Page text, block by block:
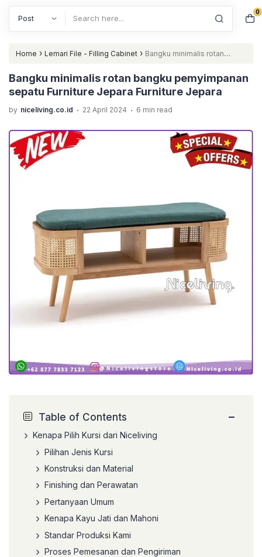
0
Home › Lemari File - Filling Cabinet › Bangku minimalis rotan
bangku pemyimpanan sepatu Furniture Jepara Furniture Jepara
Bangku minimalis rotan bangku pemyimpanan
sepatu Furniture Jepara Furniture Jepara
by niceliving.co.id . 22 April 2024 . 6 min read
Table of Contents −
Kenapa Pilih Kursi dari Niceliving
Pilihan Jenis Kursi
Konstruksi dan Material
Finishing dan Perawatan
Pertanyaan Umum
Kenapa Kayu Jati dan Mahoni
Standar Produksi Kami
Proses Pemesanan dan Pengiriman